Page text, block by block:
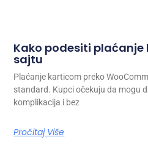
Kako podesiti
sajtu
Plaćanje karticom preko
standard. Kupci očekuju da mogu
komplikacija i bez
Pročitaj Više